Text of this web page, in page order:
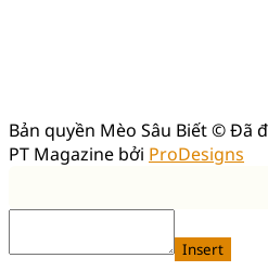
Bản quyền Mèo Sâu Biết © Đã
PT Magazine bởi ProDesigns
Insert